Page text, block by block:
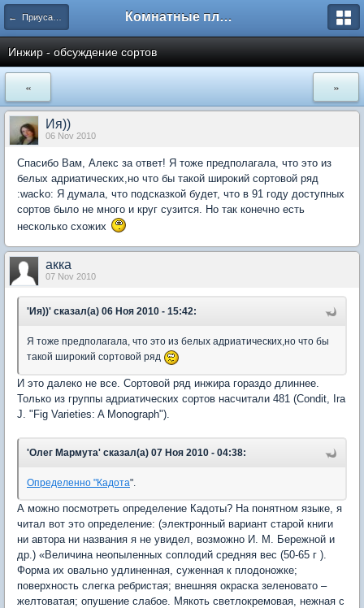
← Приусадебный сад Комнатные плодовые экзоты
Инжир - обсуждение сортов
« »
Ия))
06 Nov 2010
Спасибо Вам, Алекс за ответ! Я тоже предполагала, что это из
белых адриатических,но что бы такой широкий сортовой ряд
:wacko: Я думала, что подсказкой будет, что в 91 году доступных
сортов было не много и круг сузится. Но так конечно есть
несколько схожих
акка
07 Nov 2010
'Ия))' сказал(а) 06 Ноя 2010 - 15:42:
Я тоже предполагала, что это из белых адриатических,но что бы
такой широкий сортовой ряд
И это далеко не все. Сортовой ряд инжира гораздо длиннее.
Только из группы адриатических сортов насчитали 481 (Condit, Ira
J. "Fig Varieties: A Monograph").
'Олег Мармута' сказал(а) 07 Ноя 2010 - 04:38:
Определенно "Кадота".
А можно посмотреть определение Кадоты? На понятном языке, я
читал вот это определение: (электронный вариант старой книги
ни автора ни названия я не увидел, возможно И. М. Бережной и
др.) «Величина неопыленных соплодий средняя вес (50-65 г ).
Форма их овально удлиненная, суженная к плодоножке;
поверхность слегка ребристая; внешняя окраска зеленовато –
желтоватая; опушение слабое. Мякоть светлокремовая, нежная с